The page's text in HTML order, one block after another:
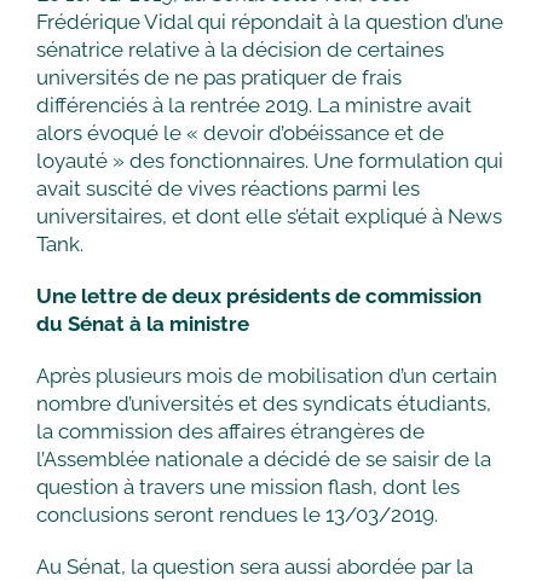
Frédérique Vidal qui répondait à la question d’une
sénatrice relative à la décision de certaines
universités de ne pas pratiquer de frais
différenciés à la rentrée 2019. La ministre avait
alors évoqué le « devoir d’obéissance et de
loyauté » des fonctionnaires. Une formulation qui
avait suscité de vives réactions parmi les
universitaires, et dont elle s’était expliqué à News
Tank.
Une lettre de deux présidents de commission
du Sénat à la ministre
Après plusieurs mois de mobilisation d’un certain
nombre d’universités et des syndicats étudiants,
la commission des affaires étrangères de
l’Assemblée nationale a décidé de se saisir de la
question à travers une mission flash, dont les
conclusions seront rendues le 13/03/2019.
Au Sénat, la question sera aussi abordée par la